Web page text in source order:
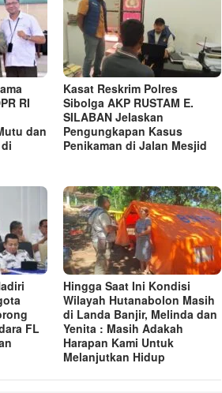
RI
dan
Kasat Reskrim Polres
Sibolga AKP RUSTAM E.
SILABAN Jelaskan
Pengungkapan Kasus
Penikaman di Jalan Mesjid
FL
Hingga Saat Ini Kondisi
Wilayah Hutanabolon Masih
di Landa Banjir, Melinda dan
Yenita : Masih Adakah
Harapan Kami Untuk
Melanjutkan Hidup